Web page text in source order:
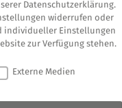
sei­nen
für Anle­ger
einem neu­
Datenschutzerklärung.
widerrufen oder
individueller Einstellungen
zur Verfügung stehen.
Externe Medien